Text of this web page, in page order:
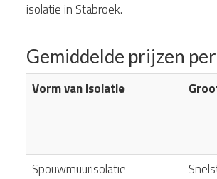
isolatie in Stabroek.
Gemiddelde prijzen
Vorm van isolatie
Spouwmuurisolatie